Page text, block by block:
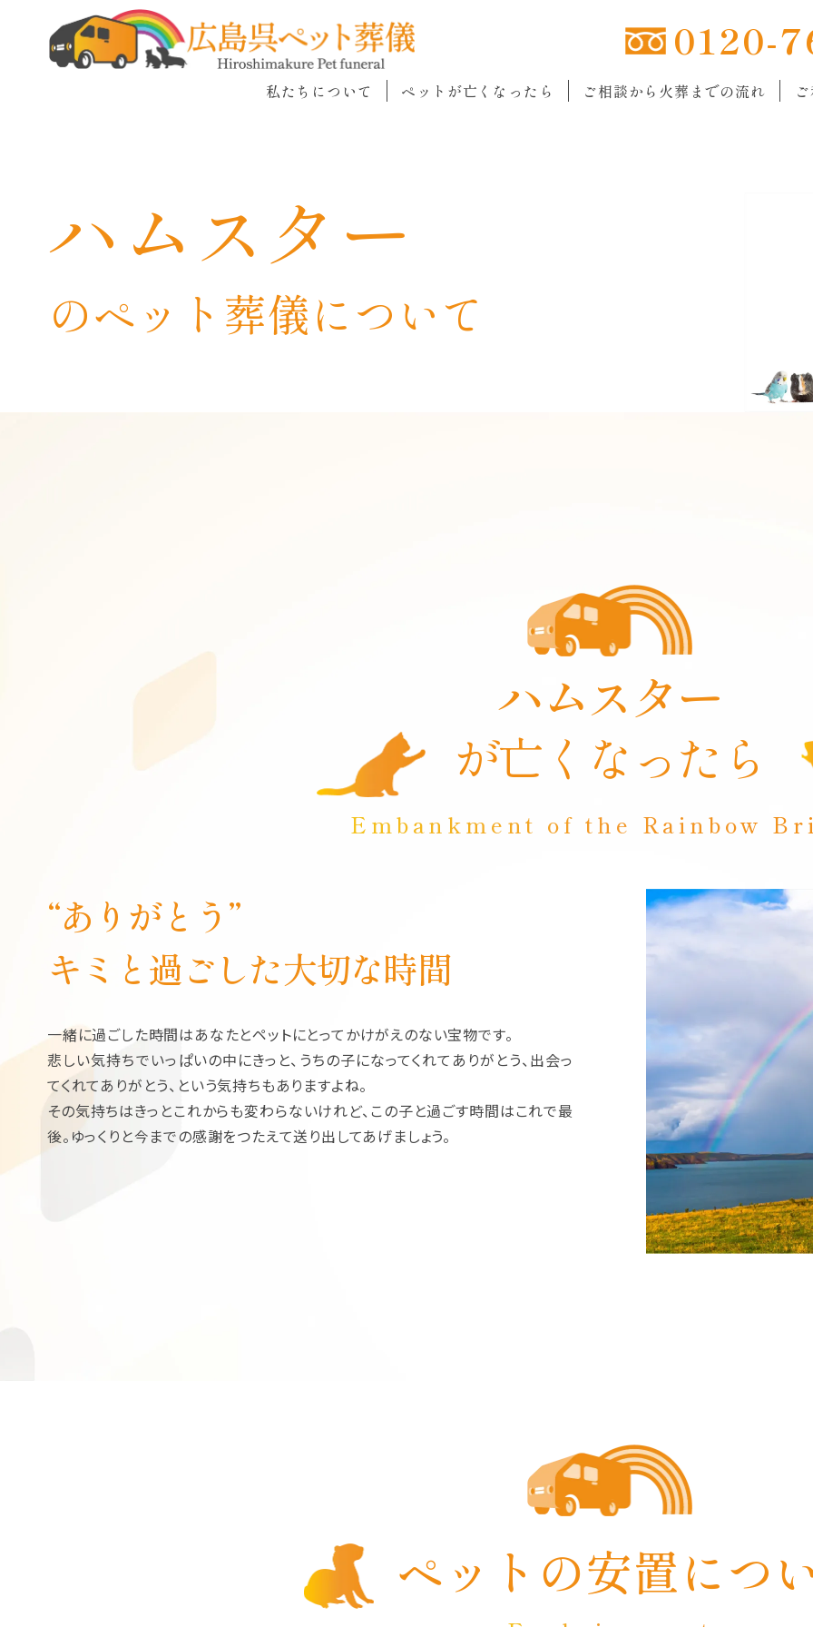
0120-
私たちについて ペットが亡くなったら ご相談から火葬までの流れ
ハムスター
のペット葬儀について
ハムスター
が亡くなったら
Embankment of the Rainbow
“ありがとう”
キミと過ごした大切な時間
一緒に過ごした時間はあなたとペットにとってかけがえのない宝物です。
悲しい気持ちでいっぱいの中にきっと、うちの子になってくれてありがとう、出会っ
てくれてありがとう、という気持ちもありますよね。
その気持ちはきっとこれからも変わらないけれど、この子と過ごす時間はこれで最
後。ゆっくりと今までの感謝をつたえて送り出してあげましょう。
ペットの安置につ